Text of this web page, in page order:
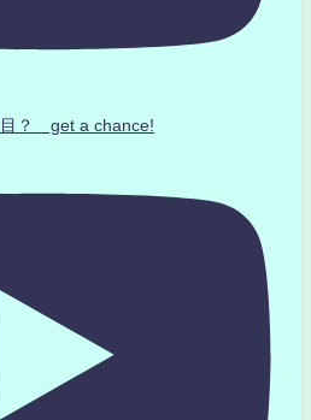
目？ get a chance!